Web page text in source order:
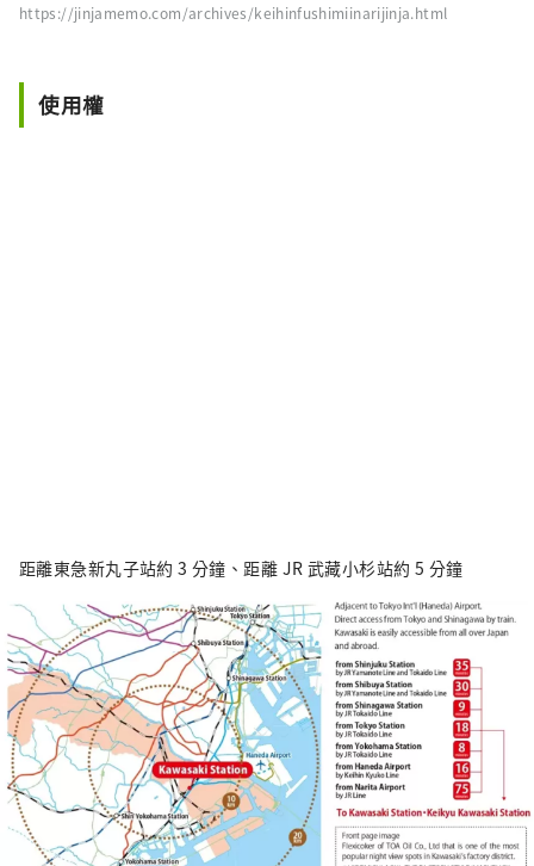
https://jinjamemo.com/archives/keihinfushimiinarijinja.html
使用權
距離東急新丸子站約 3 分鐘、距離 JR 武藏小杉站約 5 分鐘